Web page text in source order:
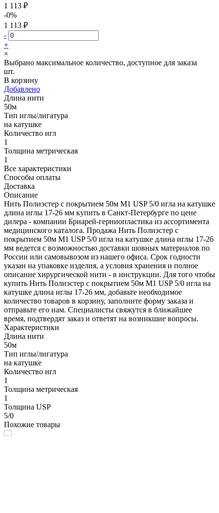
1 113 ₽
-0%
1 113 ₽
-
+
×
Выбрано максимальное количество, доступное для заказа
шт.
В корзину
Добавлено
Длина нити
50м
Тип иглы/лигатура
на катушке
Количество игл
1
Толщина метрическая
1
Все характеристики
Способы оплаты
Доставка
Описание
Нить Полиэстер с покрытием 50м М1 USP 5/0 игла на катушке
длина иглы 17-26 мм купить в Санкт-Петербурге по цене
дилера - компании Бриарей-герниопластика из ассортимента
медицинского каталога. Продажа Нить Полиэстер с
покрытием 50м М1 USP 5/0 игла на катушке длина иглы 17-26
мм ведется с возможностью доставки шовных материалов по
России или самовывозом из нашего офиса. Срок годности
указан на упаковке изделия, а условия хранения и полное
описание хирургической нити - в инструкции. Для того чтобы
купить Нить Полиэстер с покрытием 50м М1 USP 5/0 игла на
катушке длина иглы 17-26 мм, добавьте необходимое
количество товаров в корзину, заполните форму заказа и
отправьте его нам. Специалисты свяжутся в ближайшее
время, подтвердят заказ и ответят на возникшие вопросы.
Характеристики
Длина нити
50м
Тип иглы/лигатура
на катушке
Количество игл
1
Толщина метрическая
1
Толщина USP
5/0
Похожие товары